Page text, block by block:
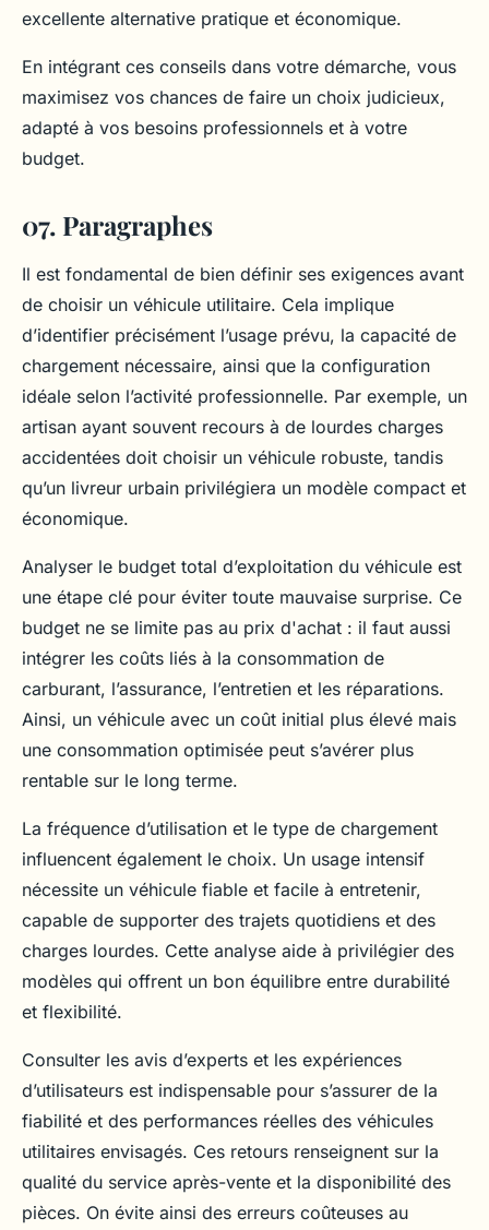
excellente alternative pratique et économique.
En intégrant ces conseils dans votre démarche, vous
maximisez vos chances de faire un choix judicieux,
adapté à vos besoins professionnels et à votre
budget.
07. Paragraphes
Il est fondamental de bien définir ses exigences avant
de choisir un véhicule utilitaire. Cela implique
d’identifier précisément l’usage prévu, la capacité de
chargement nécessaire, ainsi que la configuration
idéale selon l’activité professionnelle. Par exemple, un
artisan ayant souvent recours à de lourdes charges
accidentées doit choisir un véhicule robuste, tandis
qu’un livreur urbain privilégiera un modèle compact et
économique.
Analyser le budget total d’exploitation du véhicule est
une étape clé pour éviter toute mauvaise surprise. Ce
budget ne se limite pas au prix d'achat : il faut aussi
intégrer les coûts liés à la consommation de
carburant, l’assurance, l’entretien et les réparations.
Ainsi, un véhicule avec un coût initial plus élevé mais
une consommation optimisée peut s’avérer plus
rentable sur le long terme.
La fréquence d’utilisation et le type de chargement
influencent également le choix. Un usage intensif
nécessite un véhicule fiable et facile à entretenir,
capable de supporter des trajets quotidiens et des
charges lourdes. Cette analyse aide à privilégier des
modèles qui offrent un bon équilibre entre durabilité
et flexibilité.
Consulter les avis d’experts et les expériences
d’utilisateurs est indispensable pour s’assurer de la
fiabilité et des performances réelles des véhicules
utilitaires envisagés. Ces retours renseignent sur la
qualité du service après-vente et la disponibilité des
pièces. On évite ainsi des erreurs coûteuses au